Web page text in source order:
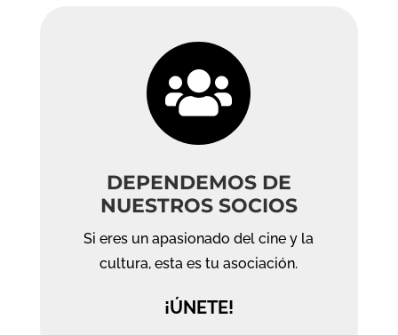

DEPENDEMOS DE
NUESTROS SOCIOS
Si eres un apasionado del cine y la
cultura, esta es tu asociación.
¡ÚNETE!